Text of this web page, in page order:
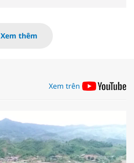
Xem thêm
Xem trên